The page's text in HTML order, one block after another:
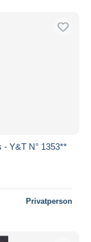
- Y&T N° 1353**
Privatperson